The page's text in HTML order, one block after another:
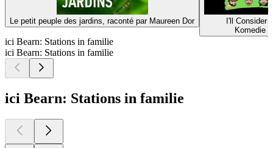
Le petit peuple des jardins, raconté par Maureen Dor
I'll Consider
Komedie
ici Bearn: Stations in familie
ici Bearn: Stations in familie
ici Bearn: Stations in familie